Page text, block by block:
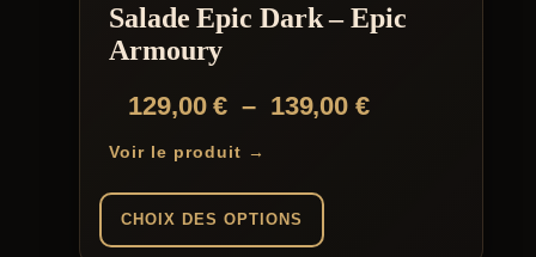
Salade Epic Dark – Epic
Armoury
129,00€ – 139,00€Plage
Voir le produit →
CHOIX DES OPTIONS